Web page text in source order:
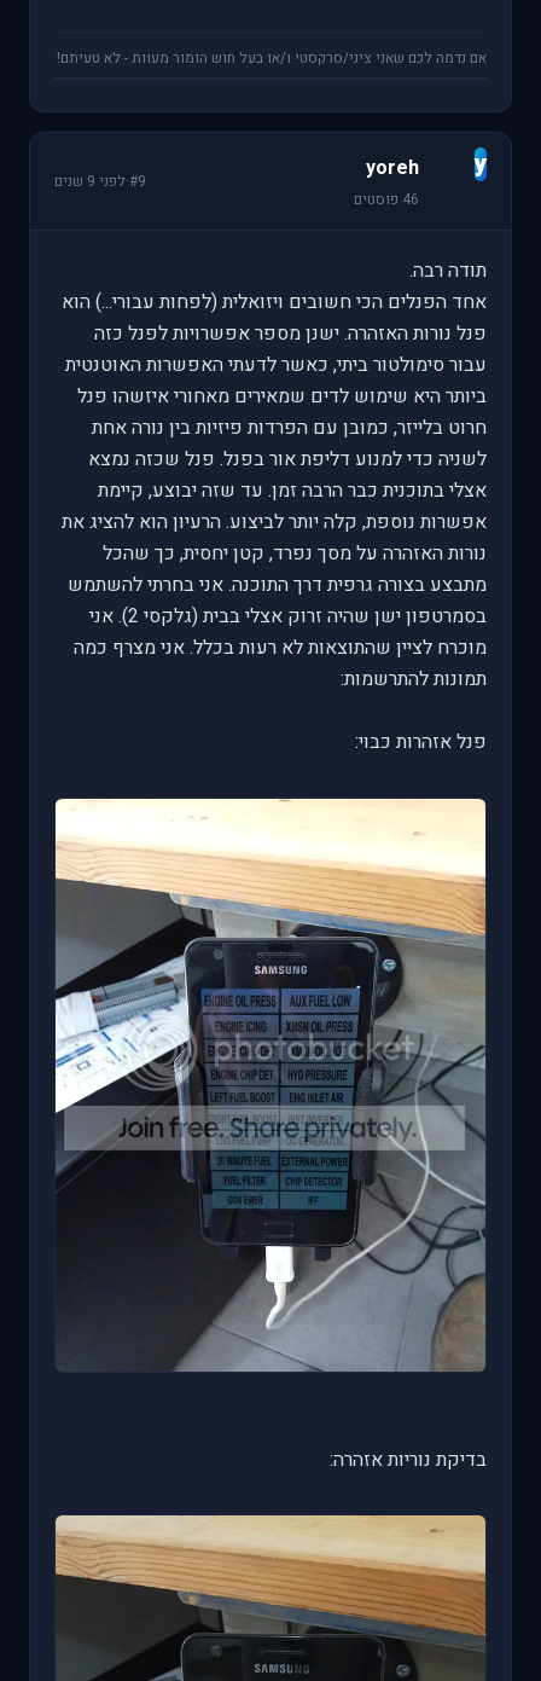
אם נדמה לכם שאני ציני/סרקסטי ו/או בעל חוש הומור מעוות - לא טעיתם!
y
yoreh
46 פוסטים
#9
·לפני 9 שנים
תודה רבה.
אחד הפנלים הכי חשובים ויזואלית (לפחות עבורי...) הוא
פנל נורות האזהרה. ישנן מספר אפשרויות לפנל כזה
עבור סימולטור ביתי, כאשר לדעתי האפשרות האוטנטית
ביותר היא שימוש לדים שמאירים מאחורי איזשהו פנל
חרוט בלייזר, כמובן עם הפרדות פיזיות בין נורה אחת
לשניה כדי למנוע דליפת אור בפנל. פנל שכזה נמצא
אצלי בתוכנית כבר הרבה זמן. עד שזה יבוצע, קיימת
אפשרות נוספת, קלה יותר לביצוע. הרעיון הוא להציג את
נורות האזהרה על מסך נפרד, קטן יחסית, כך שהכל
מתבצע בצורה גרפית דרך התוכנה. אני בחרתי להשתמש
בסמרטפון ישן שהיה זרוק אצלי בבית (גלקסי 2). אני
מוכרח לציין שהתוצאות לא רעות בכלל. אני מצרף כמה
תמונות להתרשמות:
פנל אזהרות כבוי:
בדיקת נוריות אזהרה: